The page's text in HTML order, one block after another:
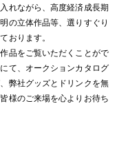
れながら、高度経済成長期
の立体作品等、選りすぐり
おります。
品をご覧いただくことがで
て、オークションカタログ
弊社グッズとドリンクを無
様のご来場を心よりお待ち